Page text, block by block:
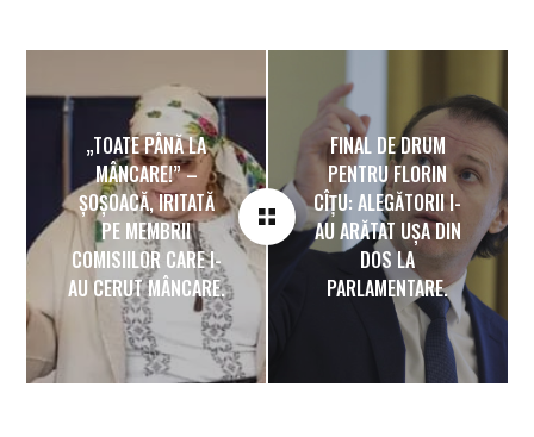
„TOATE PÂNĂ LA
MÂNCARE!” –
ȘOȘOACĂ, IRITATĂ
PE MEMBRII
COMISIILOR CARE I-
AU CERUT MÂNCARE.
FINAL DE DRUM
PENTRU FLORIN
CÎȚU: ALEGĂTORII I-
AU ARĂTAT UȘA DIN
DOS LA
PARLAMENTARE.